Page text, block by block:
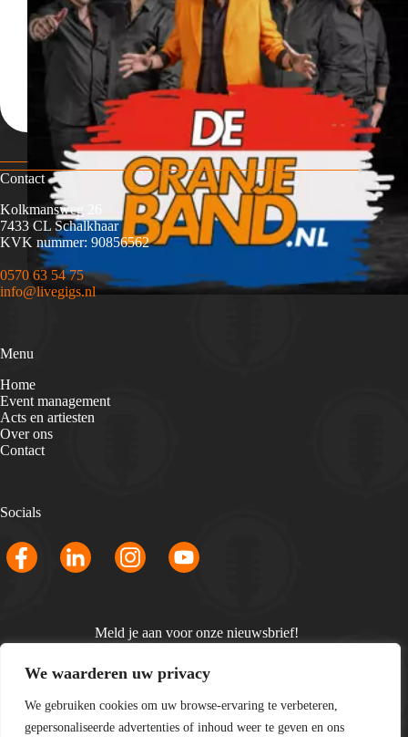
We waarderen uw privacy
We gebruiken cookies om uw browse-ervaring te verbeteren,
gepersonaliseerde advertenties of inhoud weer te geven en ons
Contact
Kolkmansweg 26
7433 CL Schalkhaar
KVK nummer: 90856562
0570 63 54 75
info@livegigs.nl
Menu
Home
Event management
Acts en artiesten
Over ons
Contact
Socials
Meld je aan voor onze nieuwsbrief!
*